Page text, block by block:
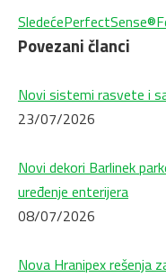
SledećeNext
post:
Povezani članci
Novi sistemi rasvete i
23/07/2026
Novi dekori Barlinek
uređenje enterijera
08/07/2026
Nova Hranipex rešenja